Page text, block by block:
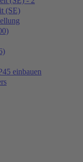
(SE)
einbauen